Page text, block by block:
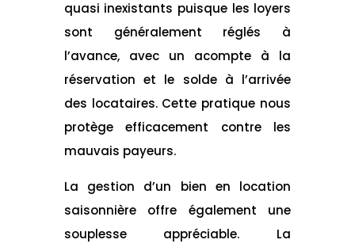
quasi inexistants puisque les loyers
sont généralement réglés à
l’avance, avec un acompte à la
réservation et le solde à l’arrivée
des locataires. Cette pratique nous
protège efficacement contre les
mauvais payeurs.
La gestion d’un bien en location
saisonnière offre également une
souplesse appréciable. La